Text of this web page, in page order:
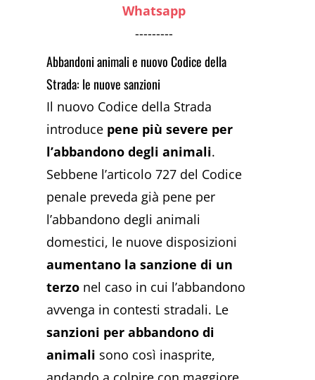
Whatsapp
---------
Abbandoni animali e nuovo Codice della
Strada: le nuove sanzioni
Il nuovo Codice della Strada
introduce pene più severe per
l’abbandono degli animali.
Sebbene l’articolo 727 del Codice
penale preveda già pene per
l’abbandono degli animali
domestici, le nuove disposizioni
aumentano la sanzione di un
terzo nel caso in cui l’abbandono
avvenga in contesti stradali. Le
sanzioni per abbandono di
animali sono così inasprite,